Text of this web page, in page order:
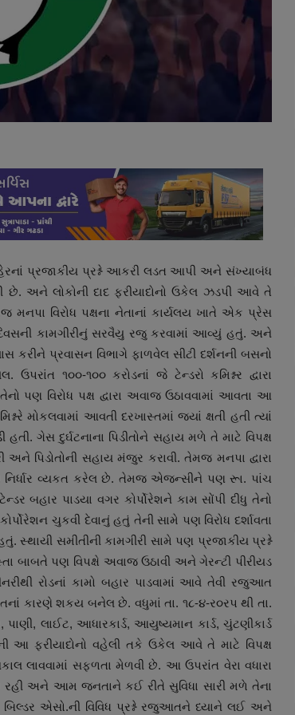
શહેરનાં પ્રજાકીય પ્રશ્ને આકરી લડત આપી અને સંખ્યાબંધ
છે. અને લોકોની દાદ ફરીયાદોનો ઉકેલ ઝડપી આવે તે
વિરોધ પક્ષના નેતાનાં કાર્યલય ખાતે એક પ્રેસ
કામગીરીનું સરવૈયુ રજુ કરવામાં આવ્યું હતું. અને
કરીને પ્રવાસન વિભાગે ફાળવેલ સીટી દર્શનની બસનો
૧૦૦-૧૦૦ કરોડનાં જે ટેન્ડરો કમિશ્નર દ્વારા
પણ વિરોધ પક્ષ દ્વારા અવાજ ઉઠાવવામાં આવતા આ
મોકલવામાં આવતી દરખાસ્તમાં જયાં ક્ષતી હતી ત્યાં
ગેસ દુર્ઘટનાના પિડીતોને સહાય મળે તે માટે વિપક્ષ
પિડોતોની સહાય મંજુર કરાવી. તેમજ મનપા દ્વારા
વ્યકત કરેલ છે. તેમજ એજન્સીને પણ રૂા. પાંચ
બહાર પાડયા વગર કોર્પોરેશને કામ સોંપી દીધુ તેનો
ચુકવી દેવાનું હતું તેની સામે પણ વિરોધ દર્શાવતા
સમીતીની કામગીરી સામે પણ પ્રજાકીય પ્રશ્ને
બાબતે પણ વિપક્ષે અવાજ ઉઠાવી અને ગેરન્ટી પીરીયડ
રોડનાં કામો બહાર પાડવામાં આવે તેવી રજુઆત
કારણે શકય બનેલ છે. વધુમાં તા. ૧૮-૪-ર૦રપ થી તા.
લાઈટ, આધારકાર્ડ, આયુષ્યમાન કાર્ડ, ચુંટણીકાર્ડ
આ ફરીયાદોનો વહેલી તકે ઉકેલ આવે તે માટે વિપક્ષ
લાવવામાં સફળતા મેળવી છે. આ ઉપરાંત વેરા વધારા
રહી અને આમ જનતાને કઈ રીતે સુવિધા સારી મળે તેના
એસો.ની વિવિધ પ્રશ્ને રજુઆતને ધ્યાને લઈ અને
રાષ્ટ્રીય